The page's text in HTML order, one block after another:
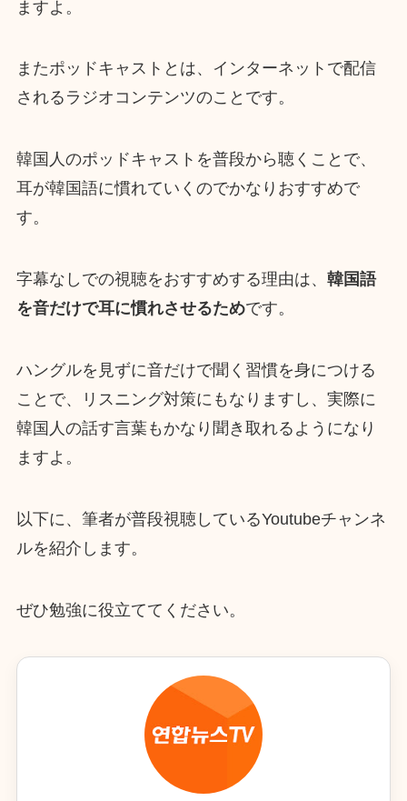
ますよ。
またポッドキャストとは、インターネットで配信
されるラジオコンテンツのことです。
韓国人のポッドキャストを普段から聴くことで、
耳が韓国語に慣れていくのでかなりおすすめで
す。
字幕なしでの視聴をおすすめする理由は、 韓国語
を音だけで耳に慣れさせるためです。
ハングルを見ずに音だけで聞く習慣を身につける
ことで、リスニング対策にもなりますし、実際に
韓国人の話す言葉もかなり聞き取れるようになり
ますよ。
以下に、筆者が普段視聴しているYoutubeチャンネ
ルを紹介します。
ぜひ勉強に役立ててください。